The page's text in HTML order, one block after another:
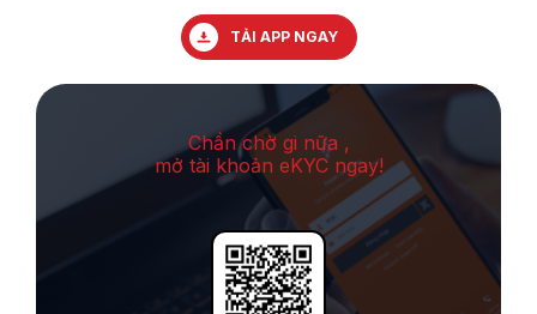
TẢI APP NGAY
Chần chờ gi nữa ,
mở tài khoản eKYC ngay!